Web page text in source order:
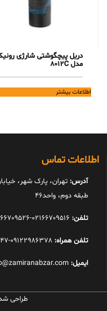
دریل پیچگوشتی شارژی
مدل 8012C
اطلاعات بیشتر
اطلاعات تماس
آدرس: تهران، پارک شهر،
طبقه دوم، واحد46
تلفن:
تلفن همراه: 09122986378-09362227747
ایمیل:
طراحی